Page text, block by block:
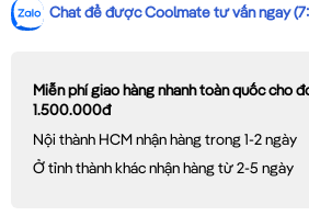
Chat để được Coolmate tư vấn ngay
Miễn phí giao hàng nhanh toàn quốc cho
1.500.000đ
Nội thành HCM nhận hàng trong 1-2 ngày
Ở tỉnh thành khác nhận hàng từ 2-5 ngày